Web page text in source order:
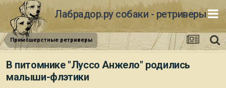
Лабрадор.ру собаки - ретриверы
Прямошерстные ретриверы
В питомнике "Луссо Анжело" родились
малыши-флэтики